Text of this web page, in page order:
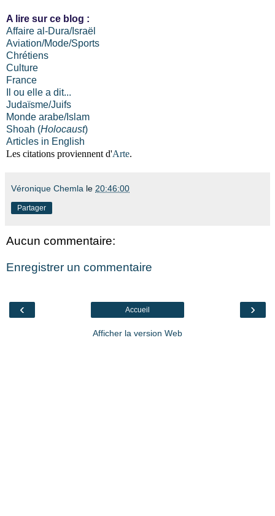
A lire sur ce blog :
Affaire al-Dura/Israël
Aviation/Mode/Sports
Chrétiens
Culture
France
Il ou elle a dit...
Judaïsme/Juifs
Monde arabe/Islam
Shoah (Holocaust)
Articles in English
Les citations proviennent d'Arte.
Véronique Chemla le 20:46:00
Partager
Aucun commentaire:
Enregistrer un commentaire
‹ ›
Accueil
Afficher la version Web